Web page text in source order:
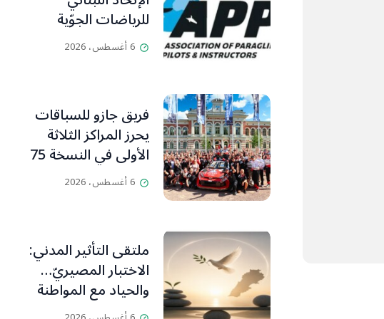
للرياضات الجوّية
وجمعية طيّاري
ومدرّبي الطيران
6 أغسطس، 2026
فريق جازو للسباقات
يحرز المراكز الثلاثة
الأولى في النسخة 75
من رالي فنلندا
6 أغسطس، 2026
ملتقى التأثير المدني:
الاختبار المصيريّ…
والحياد مع المواطنة
بوصلة